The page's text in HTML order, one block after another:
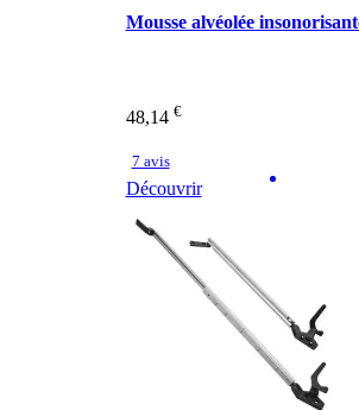
Mousse alvéolée
48,14 €
7 avis
Découvrir